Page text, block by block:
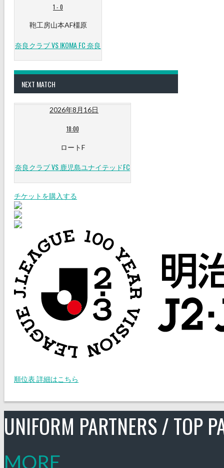
1 - 0
鞄工房山本AF橿原
奈良クラブ VS IKOMA FC 奈良
NEXT MATCH
2026年8月16日
18:00
ロートF
奈良クラブ VS 鹿児島ユナイテッドFC
チケットを購入する
順位表 詳細はこちら
UNIFORM PARTNERS / TOP
MORE